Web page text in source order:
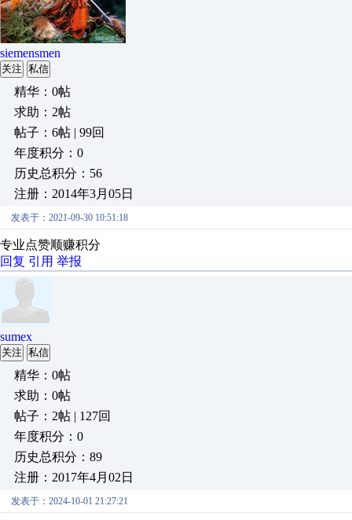
siemensmen
关注 私信
精华：0帖
求助：2帖
帖子：6帖 | 99回
年度积分：0
历史总积分：56
注册：2014年3月05日
发表于：2021-09-30 10:51:18
专业点赞顺赚积分
回复 引用 举报
sumex
关注 私信
精华：0帖
求助：0帖
帖子：2帖 | 127回
年度积分：0
历史总积分：89
注册：2017年4月02日
发表于：2024-10-01 21:27:21